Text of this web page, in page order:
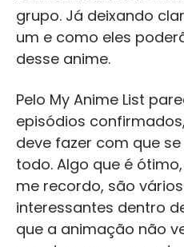
grupo. Já deixando
um e como eles
desse anime.
Pelo My Anime List
episódios
deve fazer com que
todo. Algo que é
me recordo, são
interessantes dentro
que a animação não